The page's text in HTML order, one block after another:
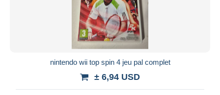
nintendo wii top spin 4 jeu pal complet
± 6,94 USD